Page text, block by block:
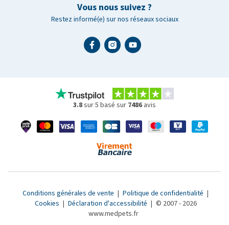
Vous nous suivez ?
Restez informé(e) sur nos réseaux sociaux
3.8sur 5 basé sur 7486 avis
Conditions générales de vente | Politique de confidentialité |
Cookies | Déclaration d'accessibilité | © 2007 - 2026
www.medpets.fr